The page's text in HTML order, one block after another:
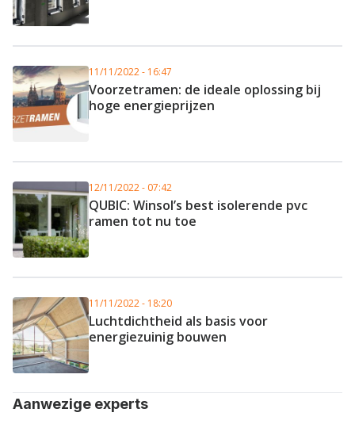
11/11/2022 - 16:47
Voorzetramen: de ideale oplossing bij
hoge energieprijzen
12/11/2022 - 07:42
QUBIC: Winsol’s best isolerende pvc
ramen tot nu toe
11/11/2022 - 18:20
Luchtdichtheid als basis voor
energiezuinig bouwen
Aanwezige experts